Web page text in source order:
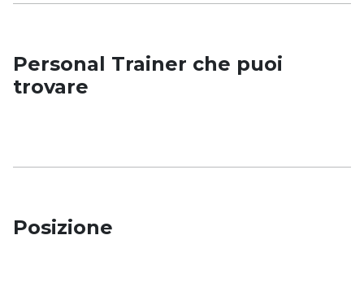
Personal Trainer che puoi
trovare
Posizione